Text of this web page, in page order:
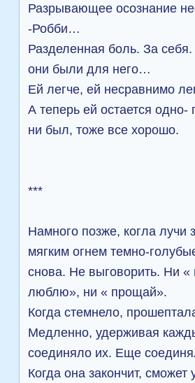
Разрывающее осознание
-Робби…
Разделенная боль. За
они были для него…
Ей легче, ей несравнимо
А теперь ей остается одно-
ни был, тоже все хорошо.
***
Намного позже, когла лучи
мягким огнем темно-
снова. Не выговорить. Ни
люблю», ни « прощай».
Когда стемнело,
Медленно, удерживая
соединяло их. Еще
Когда она закончит, сможет